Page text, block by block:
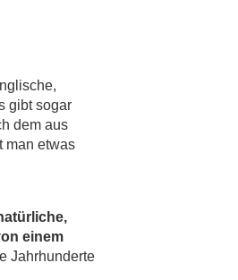
gibt sogar
dem aus
man etwas
einem
Jahrhunderte